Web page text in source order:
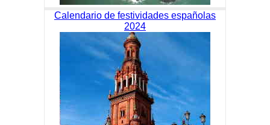
Calendario de festividades españolas
2024